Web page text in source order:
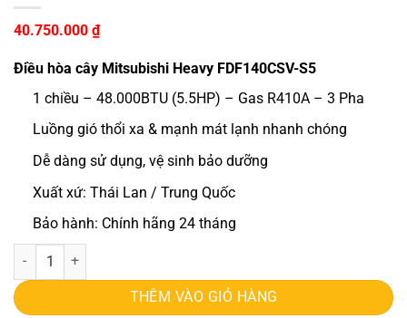
40.750.000 ₫
Điều hòa cây Mitsubishi Heavy FDF140CSV-S5
1 chiều – 48.000BTU (5.5HP) – Gas R410A – 3 Pha
Luồng gió thổi xa & mạnh mát lạnh nhanh chóng
Dễ dàng sử dụng, vệ sinh bảo dưỡng
Xuất xứ: Thái Lan / Trung Quốc
Bảo hành: Chính hãng 24 tháng
Điều hòa tủ đứng Mitsubishi Heavy 48000BTU 1 chiều FDF140CSV-
THÊM VÀO GIỎ HÀNG